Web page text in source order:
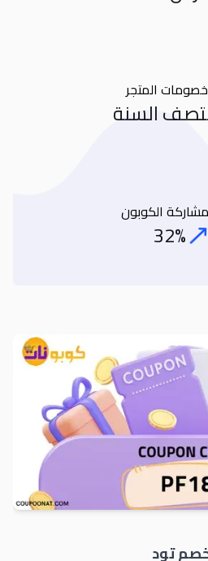
المتجر
السنة
الكوبون
Coupon Share Rate
32%
تود